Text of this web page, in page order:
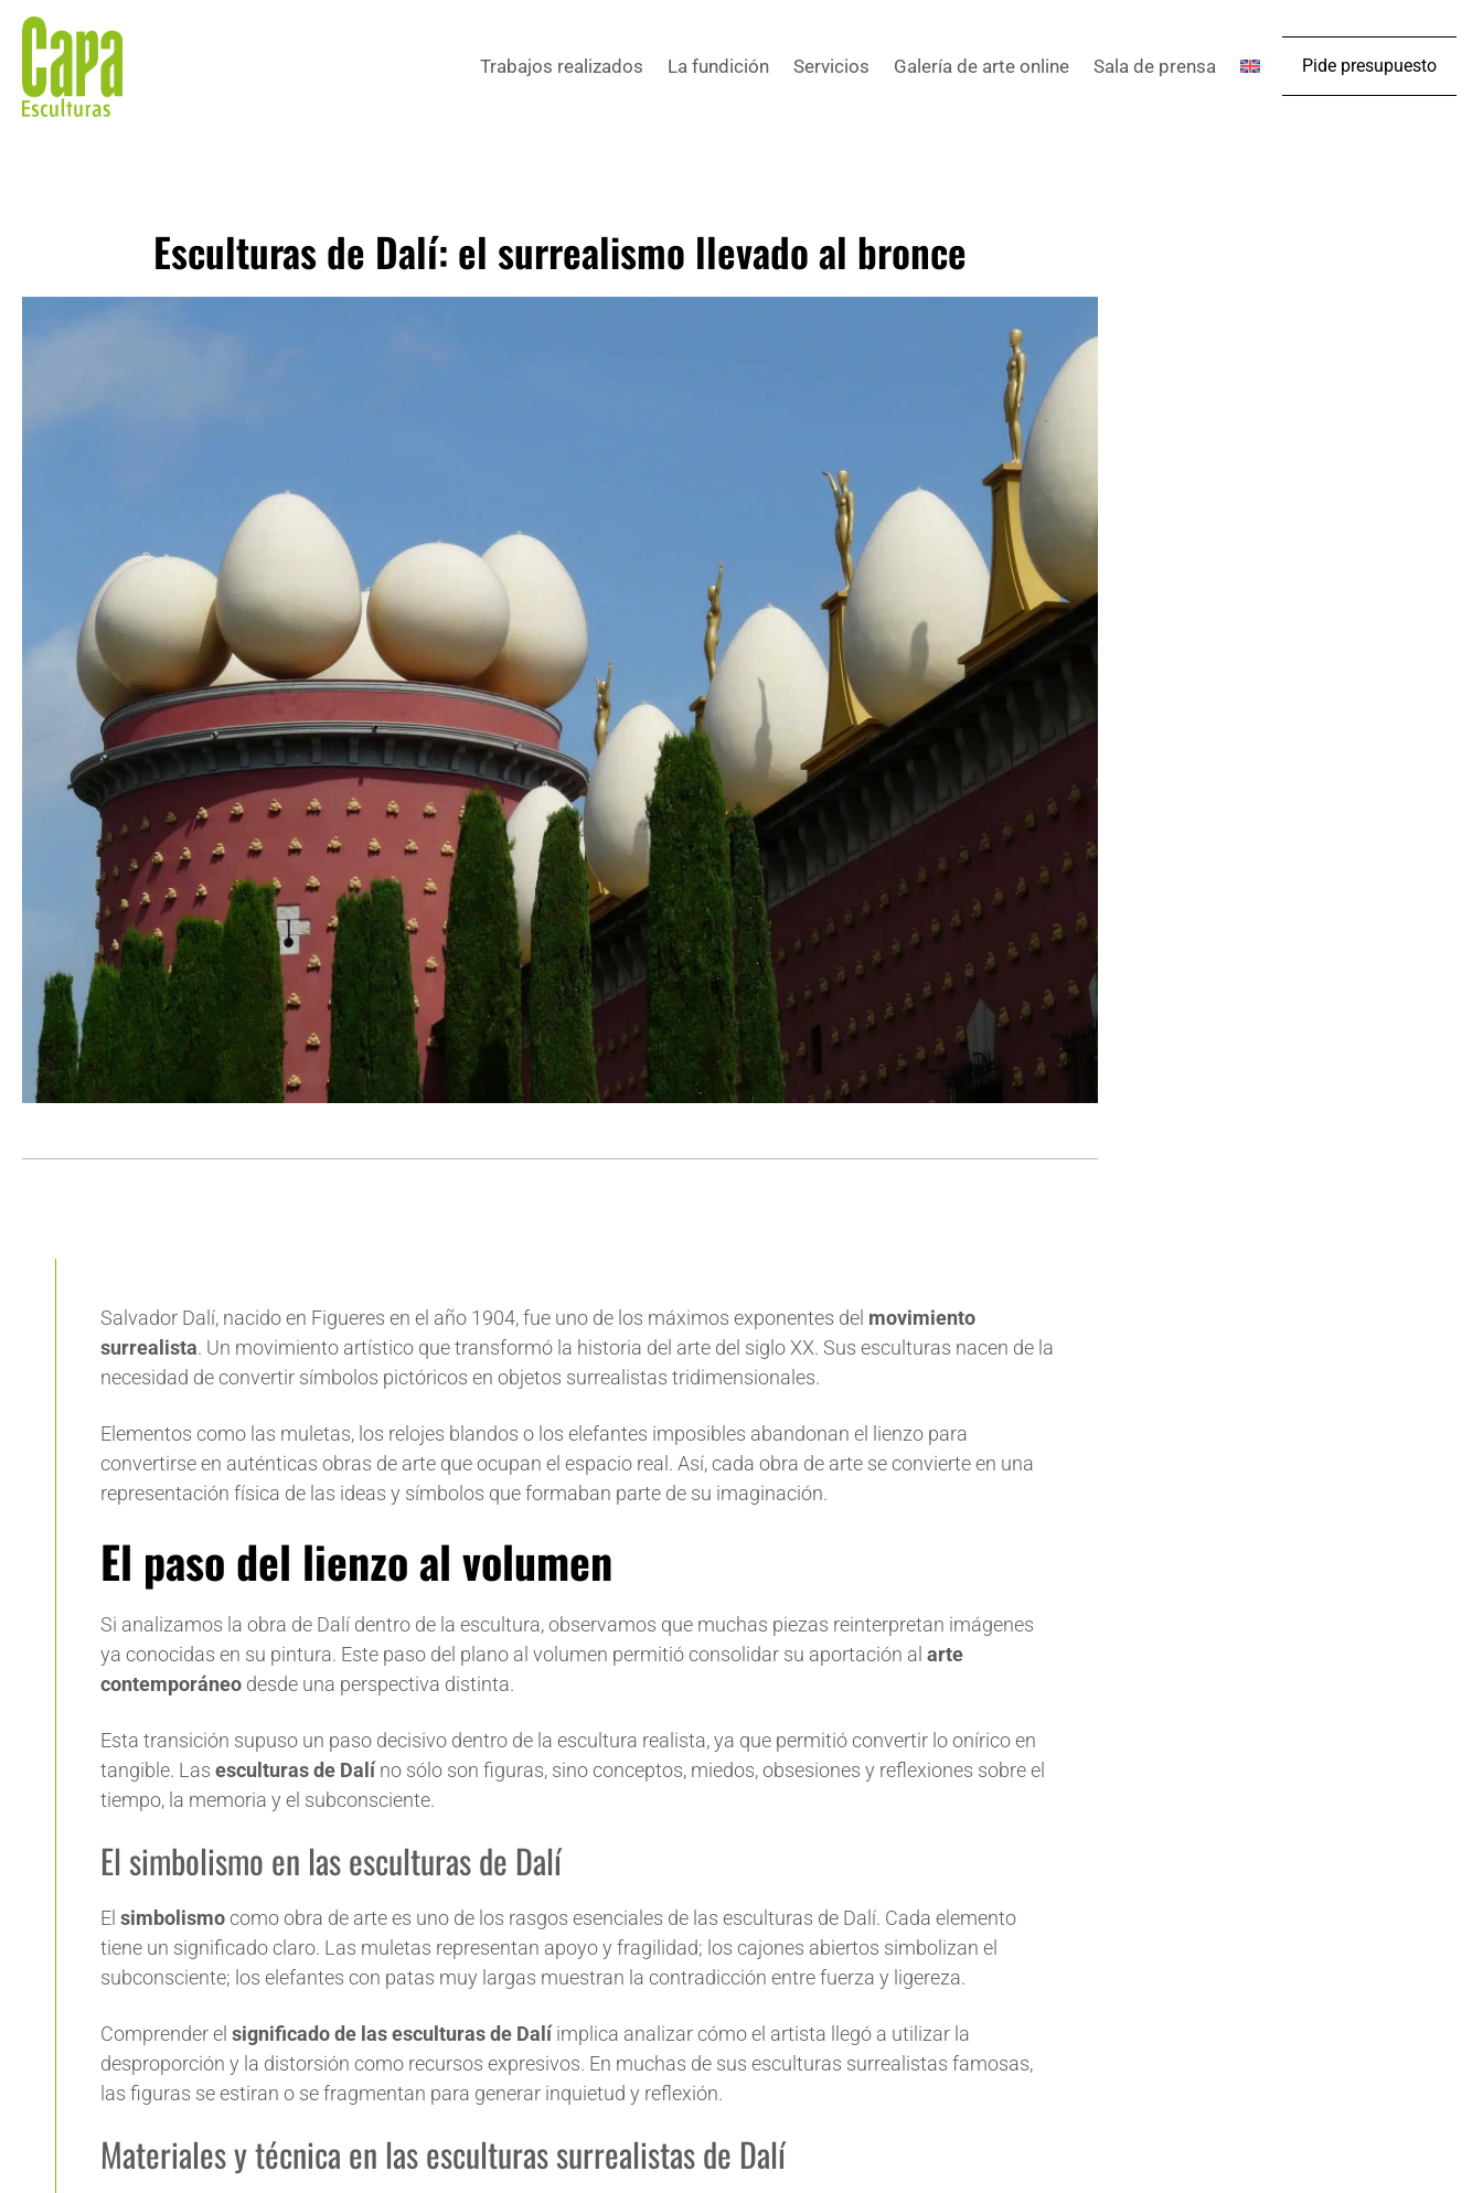
Trabajos realizados La fundición Servicios Galería de arte online Sala de prensa Pide presupuesto
Esculturas de Dalí: el surrealismo llevado al bronce
Salvador Dalí, nacido en Figueres en el año 1904, fue uno de los máximos exponentes del movimiento
surrealista. Un movimiento artístico que transformó la historia del arte del siglo XX. Sus esculturas nacen de la
necesidad de convertir símbolos pictóricos en objetos surrealistas tridimensionales.
Elementos como las muletas, los relojes blandos o los elefantes imposibles abandonan el lienzo para
convertirse en auténticas obras de arte que ocupan el espacio real. Así, cada obra de arte se convierte en una
representación física de las ideas y símbolos que formaban parte de su imaginación.
El paso del lienzo al volumen
Si analizamos la obra de Dalí dentro de la escultura, observamos que muchas piezas reinterpretan imágenes
ya conocidas en su pintura. Este paso del plano al volumen permitió consolidar su aportación al arte
contemporáneo desde una perspectiva distinta.
Esta transición supuso un paso decisivo dentro de la escultura realista, ya que permitió convertir lo onírico en
tangible. Las esculturas de Dalí no sólo son figuras, sino conceptos, miedos, obsesiones y reflexiones sobre el
tiempo, la memoria y el subconsciente.
El simbolismo en las esculturas de Dalí
El simbolismocomo obra de arte es uno de los rasgos esenciales de las esculturas de Dalí. Cada elemento
tiene un significado claro. Las muletas representan apoyo y fragilidad; los cajones abiertos simbolizan el
subconsciente; los elefantes con patas muy largas muestran la contradicción entre fuerza y ligereza.
Comprender el significado de las esculturas de Dalí implica analizar cómo el artista llegó a utilizar la
desproporción y la distorsión como recursos expresivos. En muchas de sus esculturas surrealistas famosas,
las figuras se estiran o se fragmentan para generar inquietud y reflexión.
Materiales y técnica en las esculturas surrealistas de Dalí